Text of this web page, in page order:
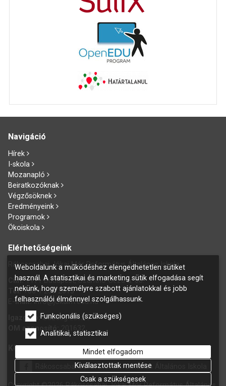
Navigáció
Hírek
I-skola
Mozanapló
Beiratkozóknak
Végzősöknek
Eredményeink
Programok
Ökoiskola
Elérhetőségeink
Rákoscsabai Jókai Mór Református Általános Iskola
Cím:1171 Budapest, Szánthó Géza u. 60.
Tel: +36 1 258 2015
-mail: info@jokaim.edu.hu
Igazgató:Gazdag László
OM azonosító:201632
Kövess bennünket Facebookon is!
Rákoscsabai Jókai Mór Református Általános Iskola
Weboldalunk a működéshez elengedhetetlen sütiket
használ. A statisztikai és marketing sütik elfogadása segít
nekünk, hogy személyre szabott ajánlatokkal és jobb
felhasználói élménnyel szolgálhassunk.
Funkcionális (szükséges)
Analitikai, statisztikai
Mindet elfogadom
Kiválasztottak mentése
Csak a szükségesek